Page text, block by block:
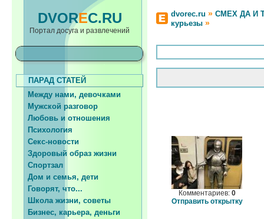
DVOREC.RU
Портал досуга и развлечений
dvorec.ru » СМЕХ ДА И
курьезы »
ПАРАД СТАТЕЙ
Между нами, девочками
Мужской разговор
Любовь и отношения
Психология
Секс-новости
Здоровый образ жизни
Спортзал
Дом и семья, дети
Говорят, что...
Школа жизни, советы
Бизнес, карьера, деньги
Комментариев: 0
Отправить открытку